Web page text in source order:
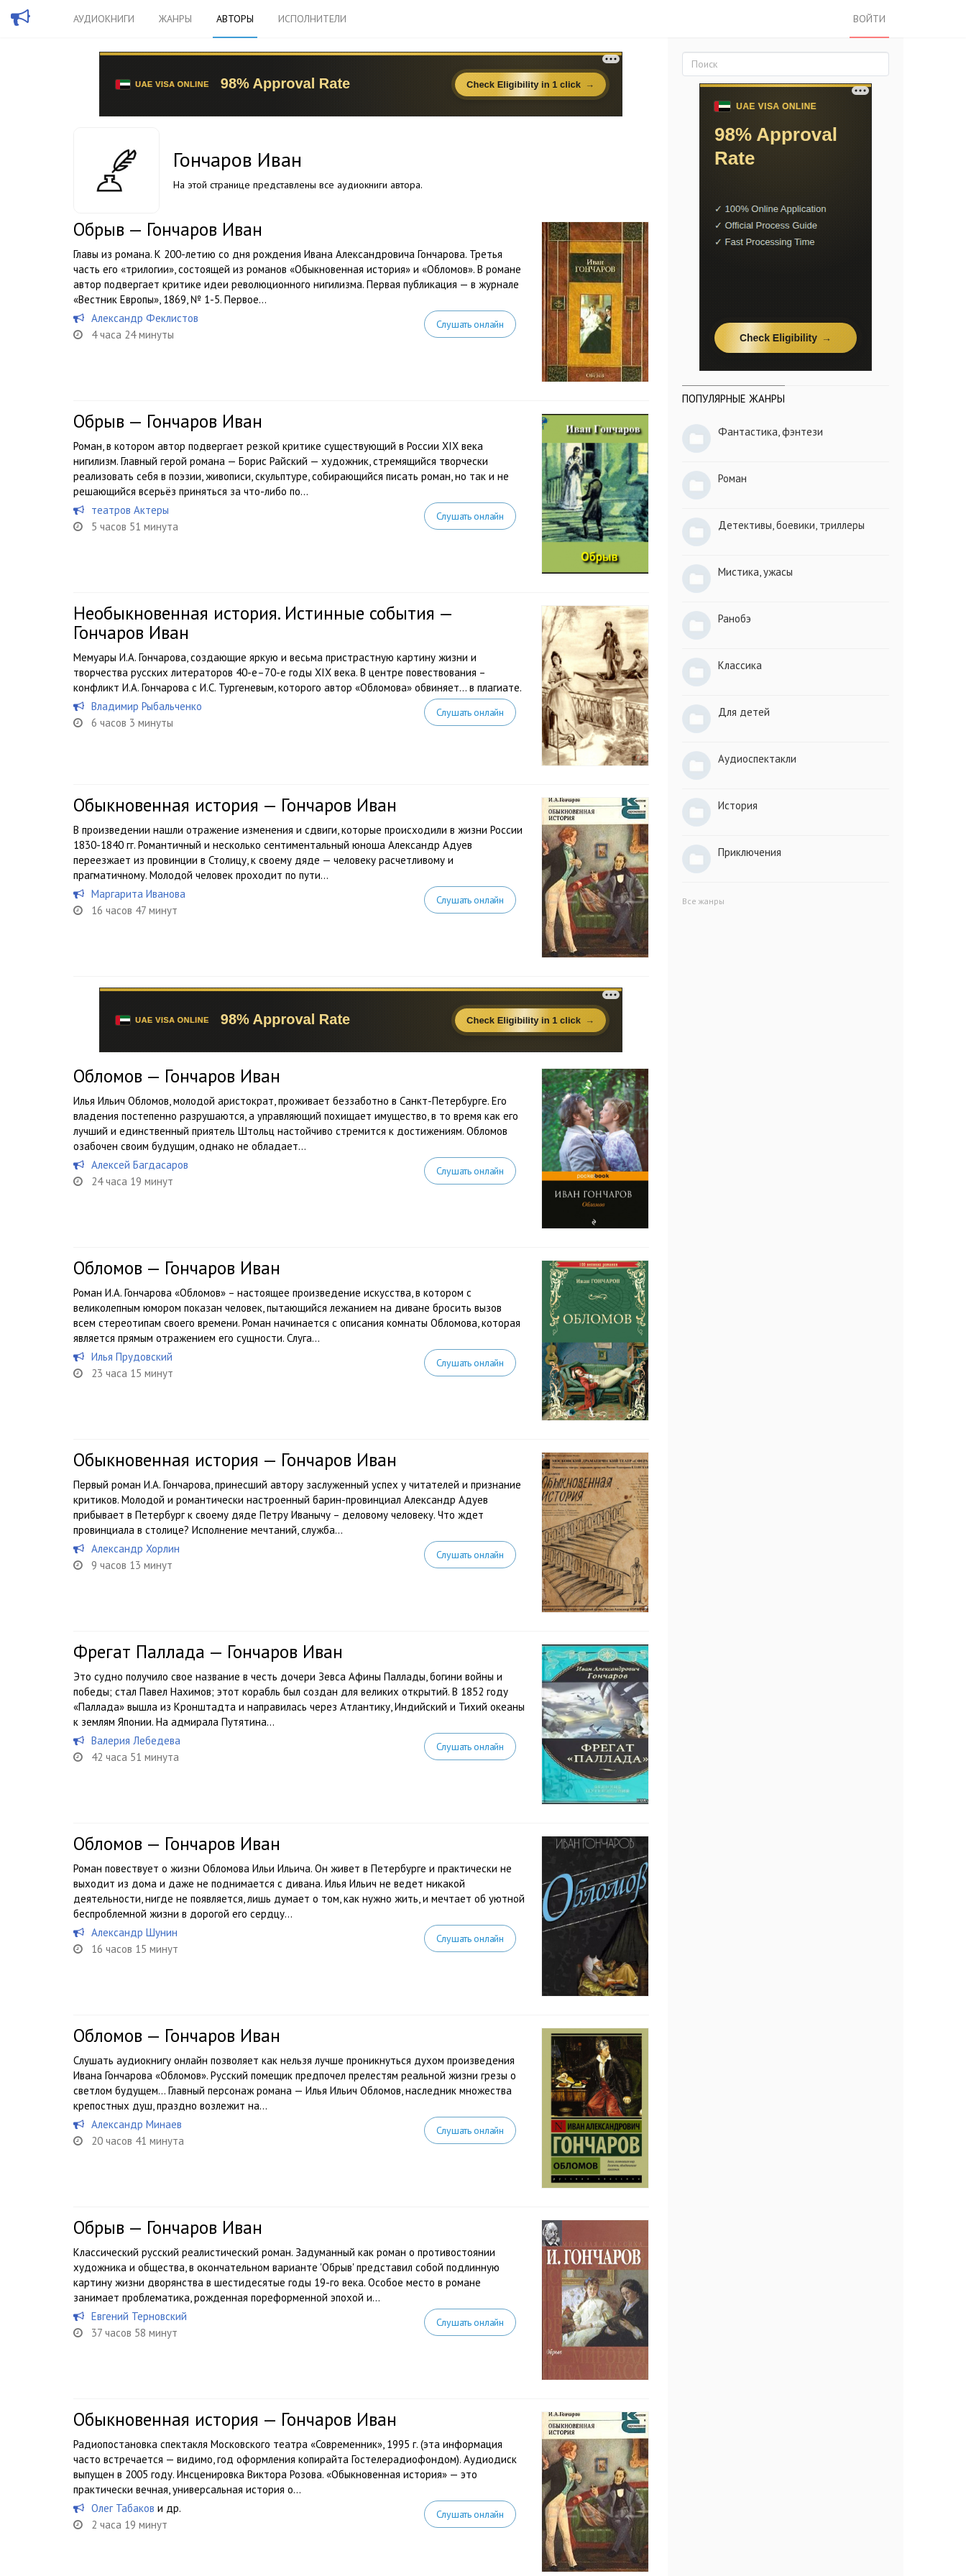
АУДИОКНИГИ ЖАНРЫ АВТОРЫ ИСПОЛНИТЕЛИ ВОЙТИ
Гончаров Иван
На этой странице представлены все аудиокниги автора.
Обрыв — Гончаров Иван
Главы из романа. К 200-летию со дня рождения Ивана Александровича Гончарова. Третья
часть его «трилогии», состоящей из романов «Обыкновенная история» и «Обломов». В романе
автор подвергает критике идеи революционного нигилизма. Первая публикация — в журнале
«Вестник Европы», 1869, № 1-5. Первое...
Александр Феклистов
4 часа 24 минуты
Слушать онлайн
Обрыв — Гончаров Иван
Роман, в котором автор подвергает резкой критике существующий в России XIX века
нигилизм. Главный герой романа — Борис Райский — художник, стремящийся творчески
реализовать себя в поэзии, живописи, скульптуре, собирающийся писать роман, но так и не
решающийся всерьёз приняться за что-либо по...
театров Актеры
5 часов 51 минута
Слушать онлайн
Необыкновенная история. Истинные события —
Гончаров Иван
Мемуары И.А. Гончарова, создающие яркую и весьма пристрастную картину жизни и
творчества русских литераторов 40-е–70-е годы XIX века. В центре повествования –
конфликт И.А. Гончарова с И.С. Тургеневым, которого автор «Обломова» обвиняет… в плагиате.
Владимир Рыбальченко
6 часов 3 минуты
Слушать онлайн
Обыкновенная история — Гончаров Иван
В произведении нашли отражение изменения и сдвиги, которые происходили в жизни России
1830-1840 гг. Романтичный и несколько сентиментальный юноша Александр Адуев
переезжает из провинции в Столицу, к своему дяде — человеку расчетливому и
прагматичному. Молодой человек проходит по пути...
Маргарита Иванова
16 часов 47 минут
Слушать онлайн
Обломов — Гончаров Иван
Илья Ильич Обломов, молодой аристократ, проживает беззаботно в Санкт-Петербурге. Его
владения постепенно разрушаются, а управляющий похищает имущество, в то время как его
лучший и единственный приятель Штольц настойчиво стремится к достижениям. Обломов
озабочен своим будущим, однако не обладает...
Алексей Багдасаров
24 часа 19 минут
Слушать онлайн
Обломов — Гончаров Иван
Роман И.А. Гончарова «Обломов» – настоящее произведение искусства, в котором с
великолепным юмором показан человек, пытающийся лежанием на диване бросить вызов
всем стереотипам своего времени. Роман начинается с описания комнаты Обломова, которая
является прямым отражением его сущности. Слуга...
Илья Прудовский
23 часа 15 минут
Слушать онлайн
Обыкновенная история — Гончаров Иван
Первый роман И.А. Гончарова, принесший автору заслуженный успех у читателей и признание
критиков. Молодой и романтически настроенный барин-провинциал Александр Адуев
прибывает в Петербург к своему дяде Петру Иванычу – деловому человеку. Что ждет
провинциала в столице? Исполнение мечтаний, служба...
Александр Хорлин
9 часов 13 минут
Слушать онлайн
Фрегат Паллада — Гончаров Иван
Это судно получило свое название в честь дочери Зевса Афины Паллады, богини войны и
победы; стал Павел Нахимов; этот корабль был создан для великих открытий. В 1852 году
«Паллада» вышла из Кронштадта и направилась через Атлантику, Индийский и Тихий океаны
к землям Японии. На адмирала Путятина...
Валерия Лебедева
42 часа 51 минута
Слушать онлайн
Обломов — Гончаров Иван
Роман повествует о жизни Обломова Ильи Ильича. Он живет в Петербурге и практически не
выходит из дома и даже не поднимается с дивана. Илья Ильич не ведет никакой
деятельности, нигде не появляется, лишь думает о том, как нужно жить, и мечтает об уютной
беспроблемной жизни в дорогой его сердцу...
Александр Шунин
16 часов 15 минут
Слушать онлайн
Обломов — Гончаров Иван
Слушать аудиокнигу онлайн позволяет как нельзя лучше проникнуться духом произведения
Ивана Гончарова «Обломов». Русский помещик предпочел прелестям реальной жизни грезы о
светлом будущем… Главный персонаж романа — Илья Ильич Обломов, наследник множества
крепостных душ, праздно возлежит на...
Александр Минаев
20 часов 41 минута
Слушать онлайн
Обрыв — Гончаров Иван
Классический русский реалистический роман. Задуманный как роман о противостоянии
художника и общества, в окончательном варианте 'Обрыв' представил собой подлинную
картину жизни дворянства в шестидесятые годы 19-го века. Особое место в романе
занимает проблематика, рожденная пореформенной эпохой и...
Евгений Терновский
37 часов 58 минут
Слушать онлайн
Обыкновенная история — Гончаров Иван
Радиопостановка спектакля Московского театра «Современник», 1995 г. (эта информация
часто встречается — видимо, год оформления копирайта Гостелерадиофондом). Аудиодиск
выпущен в 2005 году. Инсценировка Виктора Розова. «Обыкновенная история» — это
практически вечная, универсальная история о...
Олег Табаков и др.
2 часа 19 минут
Слушать онлайн
ПОПУЛЯРНЫЕ ЖАНРЫ
Фантастика, фэнтези
Роман
Детективы, боевики, триллеры
Мистика, ужасы
Ранобэ
Классика
Для детей
Аудиоспектакли
История
Приключения
Все жанры